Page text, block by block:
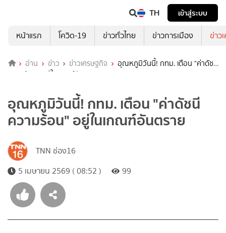
TH
เข้าสู่ระบบ
หน้าแรก
โควิด-19 ข่าวทั่วไทย ข่าวการเมือง ข่าว
อ่าน ข่าว ข่าวเศรษฐกิจ
อุณหภูมิวันนี้! กทม. เตือน "ค่าดัชนี
ความร้อน" อยู่ในเกณฑ์อันตราย
อุณหภูมิวันนี้! กทม. เตือน "ค่าดัชนี
ความร้อน" อยู่ในเกณฑ์อันตราย
TNN ช่อง16
5 เมษายน 2569 ( 08:52 )
99